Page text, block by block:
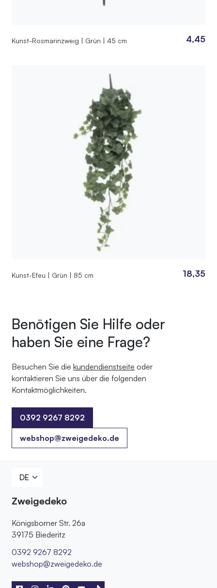
Kunst-Rosmarinzweig | Grün | 45 cm 4,45
Kunst-Efeu | Grün | 85 cm 18,35
Benötigen Sie Hilfe oder
haben Sie eine Frage?
Besuchen Sie die kundendienstseite oder
kontaktieren Sie uns über die folgenden
Kontaktmöglichkeiten.
0392 9267 8292
0392 9267 8292
webshop@zweigedeko.de
Zweigedeko
Königsborner Str. 26a
39175 Biederitz
0392 9267 8292
webshop@zweigedeko.de